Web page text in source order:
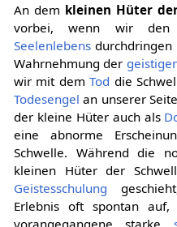
An dem kleinen Hüter
vorbei, wenn wir den
Seelenlebensdurchdringen
Wahrnehmung der
wir mit demTod die
Todesengel an unserer
der kleine Hüter auch als
eine abnorme
Schwelle. Während die
kleinen Hüter der
Geistesschulung
Erlebnis oft spontan
vorangegangene starke